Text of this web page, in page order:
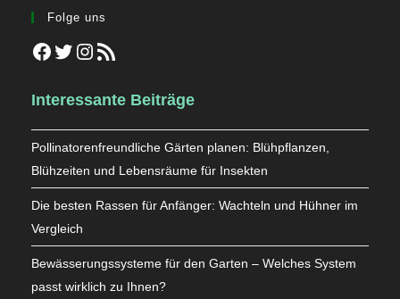
Folge uns
Facebook
TwitterInstagram
RSS-Feed
Interessante Beiträge
Pollinatorenfreundliche Gärten planen: Blühpflanzen,
Blühzeiten und Lebensräume für Insekten
Die besten Rassen für Anfänger: Wachteln und Hühner im
Vergleich
Bewässerungssysteme für den Garten – Welches System
passt wirklich zu Ihnen?